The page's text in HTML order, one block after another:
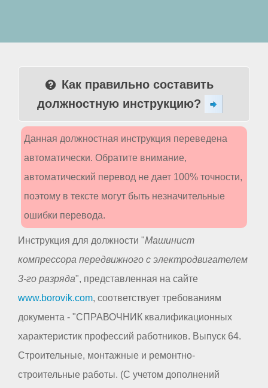
Как правильно составить
должностную инструкцию?
Данная должностная инструкция переведена
автоматически. Обратите внимание,
автоматический перевод не дает 100% точности,
поэтому в тексте могут быть незначительные
ошибки перевода.
Инструкция для должности "Машинист
компрессора передвижного с электродвигателем
3-го разряда", представленная на сайте
www.borovik.com, соответствует требованиям
документа - "СПРАВОЧНИК квалификационных
характеристик профессий работников. Выпуск 64.
Строительные, монтажные и ремонтно-
строительные работы. (С учетом дополнений